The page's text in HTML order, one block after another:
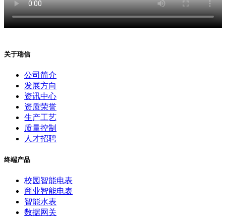
关于瑞信
公司简介
发展方向
资讯中心
资质荣誉
生产工艺
质量控制
人才招聘
终端产品
校园智能电表
商业智能电表
智能水表
数据网关